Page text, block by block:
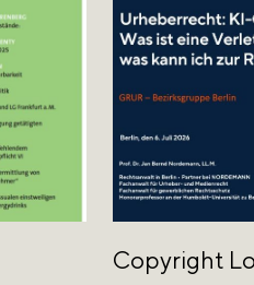
Copyright